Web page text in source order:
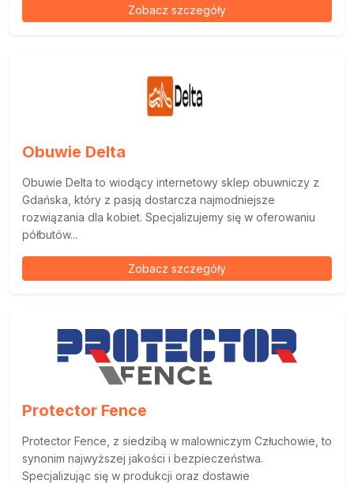
Zobacz szczegóły
Obuwie Delta
Obuwie Delta to wiodący internetowy sklep obuwniczy z
Gdańska, który z pasją dostarcza najmodniejsze
rozwiązania dla kobiet. Specjalizujemy się w oferowaniu
półbutów...
Zobacz szczegóły
Protector Fence
Protector Fence, z siedzibą w malowniczym Człuchowie, to
synonim najwyższej jakości i bezpieczeństwa.
Specjalizując się w produkcji oraz dostawie